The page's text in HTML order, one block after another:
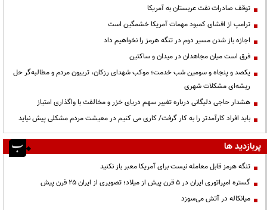
توقف صادرات نفت عربستان به آمریکا
ترامپ از افشای کمبود مهمات آمریکا خشمگین است
اجازه باز شدن مسیر دوم در تنگه هرمز را نخواهیم داد
فرق است میان مجاهدان در میدان و ساکتین
یکصد و پنجاه و سومین شب خدمت؛ موکب شهدای رزکان، تریبون مردم و مطالبه‌گر حل
ریشه‌ای مشکلات شهری
هشدار حاجی دلیگانی درباره تغییر سهم دریای خزر و مخالفت با واگذاری امتیاز
باید افراد کارآمدتر را به کار گرفت/ کاری می کنیم در معیشت مردم مشکلی پیش نیاید
پربازدید ها
تنگه هرمز قابل معامله نیست برای آمریکا معبر باز نکنید
گستره امپراتوری ایران در ۵ قرن پیش از میلاد؛ تصویری از ایران ۲۵ قرن پیش
میانکاله در آتش می‌سوزد